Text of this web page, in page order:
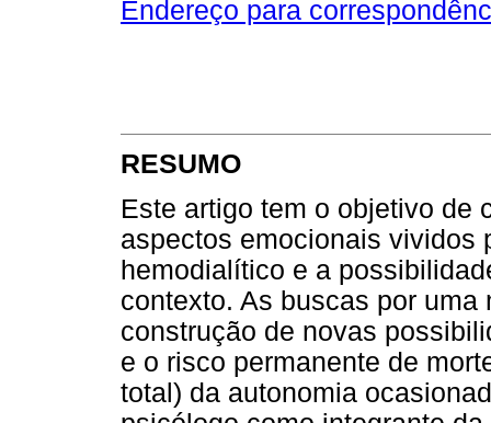
Endereço para
RESUMO
Este artigo tem o objetivo de
aspectos emocionais vividos
hemodialítico e a
contexto. As buscas por
construção de novas
e o risco permanente de
total) da autonomia